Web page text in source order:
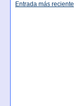
Entrada más reciente